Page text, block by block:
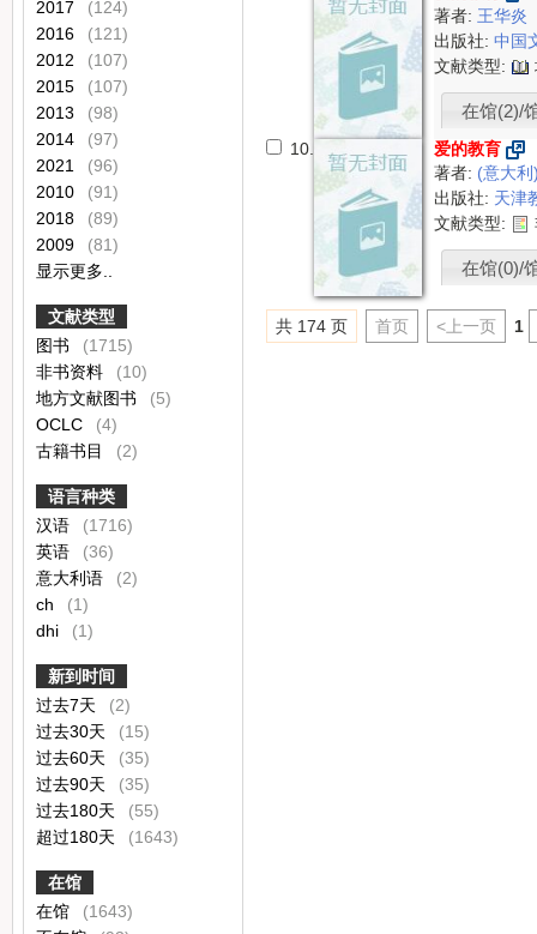
2017
(124)
2016
(121)
2012
(107)
2015
(107)
2013
(98)
2014
(97)
2021
(96)
2010
(91)
2018
(89)
2009
(81)
显示更多..
文献类型
图书
(1715)
非书资料
(10)
地方文献图书
(5)
OCLC
(4)
古籍书目
(2)
语言种类
汉语
(1716)
英语
(36)
意大利语
(2)
ch
(1)
dhi
(1)
新到时间
过去7天
(2)
过去30天
(15)
过去60天
(35)
过去90天
(35)
过去180天
(55)
超过180天
(1643)
在馆
在馆
(1643)
著者: 王华炎
出版社:中国
文献类型:
在馆(2)/
10.
爱的教育
著者: (意大利
出版社: 天津
文献类型:
在馆(0)/
共 174 页 首页 <上一页 1